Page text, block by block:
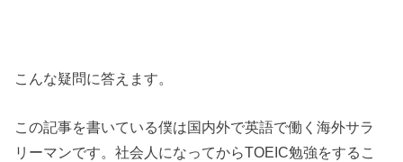
こんな疑問に答えます。
この記事を書いている僕は国内外で英語で働く海外サラ
リーマンです。社会人になってからTOEIC勉強をするこ